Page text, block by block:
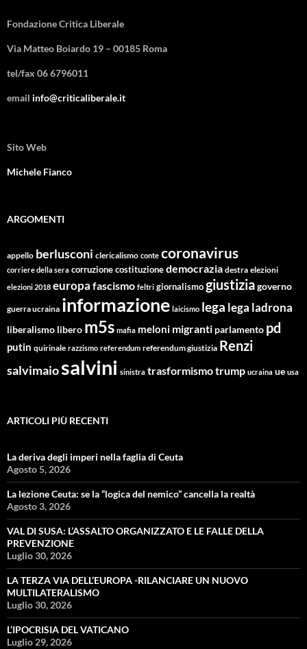
Fondazione Critica Liberale
Via Matteo Boiardo 19 – 00185 Roma
tel/fax 06 6796011
email info@criticaliberale.it
Sito Web
Michele Fianco
ARGOMENTI
appello berlusconi clericalismo conte coronavirus
corriere della sera corruzionecostituzionedemocrazia destra elezioni
elezioni 2018 europa fascismo feltri giornalismogiustiziagoverno
guerra ucraina informazione laicismo lega lega ladrona
liberalismo libero m5s mafia meloni migranti parlamento pd
putin quirinale razzismo referendum referendum giustizia Renzi
salvimaiosalvini sinistra trasformismotrump ucraina ue usa
ARTICOLI PIÙ RECENTI
La deriva degli imperi nella faglia di Ceuta
Agosto 5, 2026
La lezione Ceuta: se la “logica del nemico” cancella la realtà
Agosto 3, 2026
VAL DI SUSA: L’ASSALTO ORGANIZZATO E LE FALLE DELLA
PREVENZIONE
Luglio 30, 2026
LA TERZA VIA DELL’EUROPA -RILANCIARE UN NUOVO
MULTILATERALISMO
Luglio 30, 2026
L’IPOCRISIA DEL VATICANO
Luglio 29, 2026